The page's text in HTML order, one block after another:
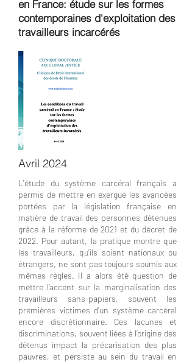
en France: étude sur les formes
contemporaines d'exploitation des
travailleurs incarcérés
Avril 2024
L'étude du système carcéral français a
permis de mettre en exergue les avancées
portées par la législation française en
matière de travail des personnes détenues
grâce à la réforme de 2021 et du décret de
2022. Pour autant, la pratique montre que
les travailleurs, qu’ils soient nationaux ou
étrangers, ne sont pas toujours soumis aux
mêmes règles. Il a alors été question de
mettre l’accent sur la marginalisation des
travailleurs sans-papiers, souvent les
premières victimes d’un système carcéral
encore discrétionnaire. Ces lacunes et
discriminations, souvent liées à l’origine des
détenus impact la précarisation des plus
pauvres, et persiste au sein du travail en